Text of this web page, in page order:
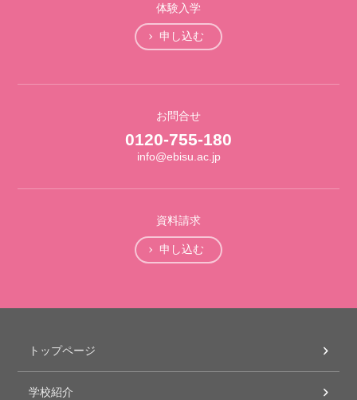
体験入学
申し込む
お問合せ
0120-755-180
info@ebisu.ac.jp
資料請求
申し込む
トップページ
学校紹介